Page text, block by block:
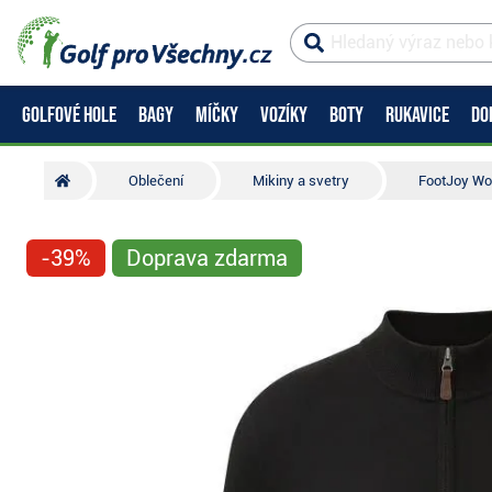
GOLFOVÉ HOLE BAGY MÍČKY VOZÍKY BOTY RUKAVICE
Oblečení Mikiny a svetry FootJoy
-39% Doprava zdarma